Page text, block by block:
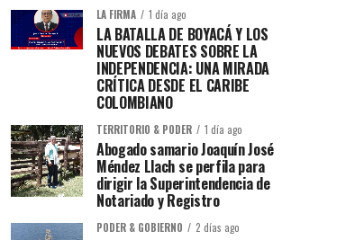
LA FIRMA 1 día ago
LA BATALLA DE BOYACÁ Y LOS
NUEVOS DEBATES SOBRE LA
INDEPENDENCIA: UNA MIRADA
CRÍTICA DESDE EL CARIBE
COLOMBIANO
TERRITORIO & PODER 1 día ago
Abogado samario Joaquín José
Méndez Llach se perfila para
dirigir la Superintendencia de
Notariado y Registro
PODER & GOBIERNO 2 días ago